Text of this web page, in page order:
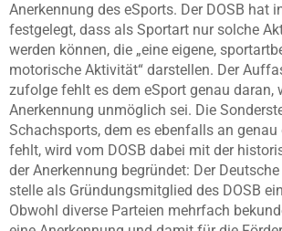
Anerkennung des eSports. Der DOSB hat
festgelegt, dass als Sportart nur solche
werden können, die „eine eigene,
motorische Aktivität“ darstellen. Der
zufolge fehlt es dem eSport genau daran,
Anerkennung unmöglich sei. Die
Schachsports, dem es ebenfalls an genau
fehlt, wird vom DOSB dabei mit der
der Anerkennung begründet: Der
stelle als Gründungsmitglied des DOSB
Obwohl diverse Parteien mehrfach